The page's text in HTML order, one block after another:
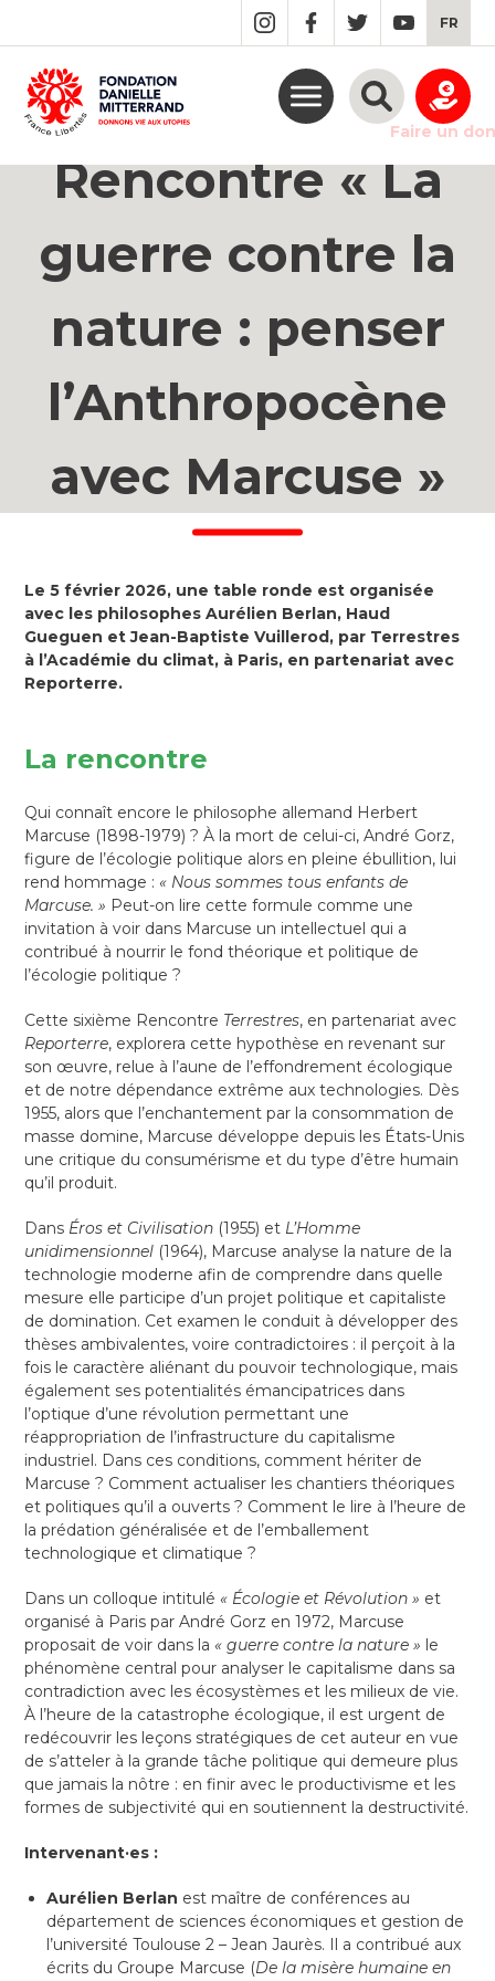
MAIN
CONTENT
FR
Faire un don
Rencontre « La
guerre contre la
nature : penser
l’Anthropocène
avec Marcuse »
Le 5 février 2026, une table ronde est organisée
avec les philosophes Aurélien Berlan, Haud
Gueguen et Jean-Baptiste Vuillerod, par Terrestres
à l’Académie du climat, à Paris, en partenariat avec
Reporterre.
La rencontre
Qui connaît encore le philosophe allemand Herbert
Marcuse (1898-1979) ? À la mort de celui-ci, André Gorz,
figure de l’écologie politique alors en pleine ébullition, lui
rend hommage :« Nous sommes tous enfants de
Marcuse. » Peut-on lire cette formule comme une
invitation à voir dans Marcuse un intellectuel qui a
contribué à nourrir le fond théorique et politique de
l’écologie politique ?
Cette sixième Rencontre Terrestres, en partenariat avec
Reporterre, explorera cette hypothèse en revenant sur
son œuvre, relue à l’aune de l’effondrement écologique
et de notre dépendance extrême aux technologies. Dès
1955, alors que l’enchantement par la consommation de
masse domine, Marcuse développe depuis les États-Unis
une critique du consumérisme et du type d’être humain
qu’il produit.
Dans Éros et Civilisation (1955) et L’Homme
unidimensionnel (1964), Marcuse analyse la nature de la
technologie moderne afin de comprendre dans quelle
mesure elle participe d’un projet politique et capitaliste
de domination. Cet examen le conduit à développer des
thèses ambivalentes, voire contradictoires : il perçoit à la
fois le caractère aliénant du pouvoir technologique, mais
également ses potentialités émancipatrices dans
l’optique d’une révolution permettant une
réappropriation de l’infrastructure du capitalisme
industriel. Dans ces conditions, comment hériter de
Marcuse ? Comment actualiser les chantiers théoriques
et politiques qu’il a ouverts ? Comment le lire à l’heure de
la prédation généralisée et de l’emballement
technologique et climatique ?
Dans un colloque intitulé« Écologie et Révolution » et
organisé à Paris par André Gorz en 1972, Marcuse
proposait de voir dans la« guerre contre la nature » le
phénomène central pour analyser le capitalisme dans sa
contradiction avec les écosystèmes et les milieux de vie.
À l’heure de la catastrophe écologique, il est urgent de
redécouvrir les leçons stratégiques de cet auteur en vue
de s’atteler à la grande tâche politique qui demeure plus
que jamais la nôtre : en finir avec le productivisme et les
formes de subjectivité qui en soutiennent la destructivité.
Intervenant·es :
Aurélien Berlan est maître de conférences au
département de sciences économiques et gestion de
l’université Toulouse 2 – Jean Jaurès. Il a contribué aux
écrits du Groupe Marcuse (De la misère humaine en